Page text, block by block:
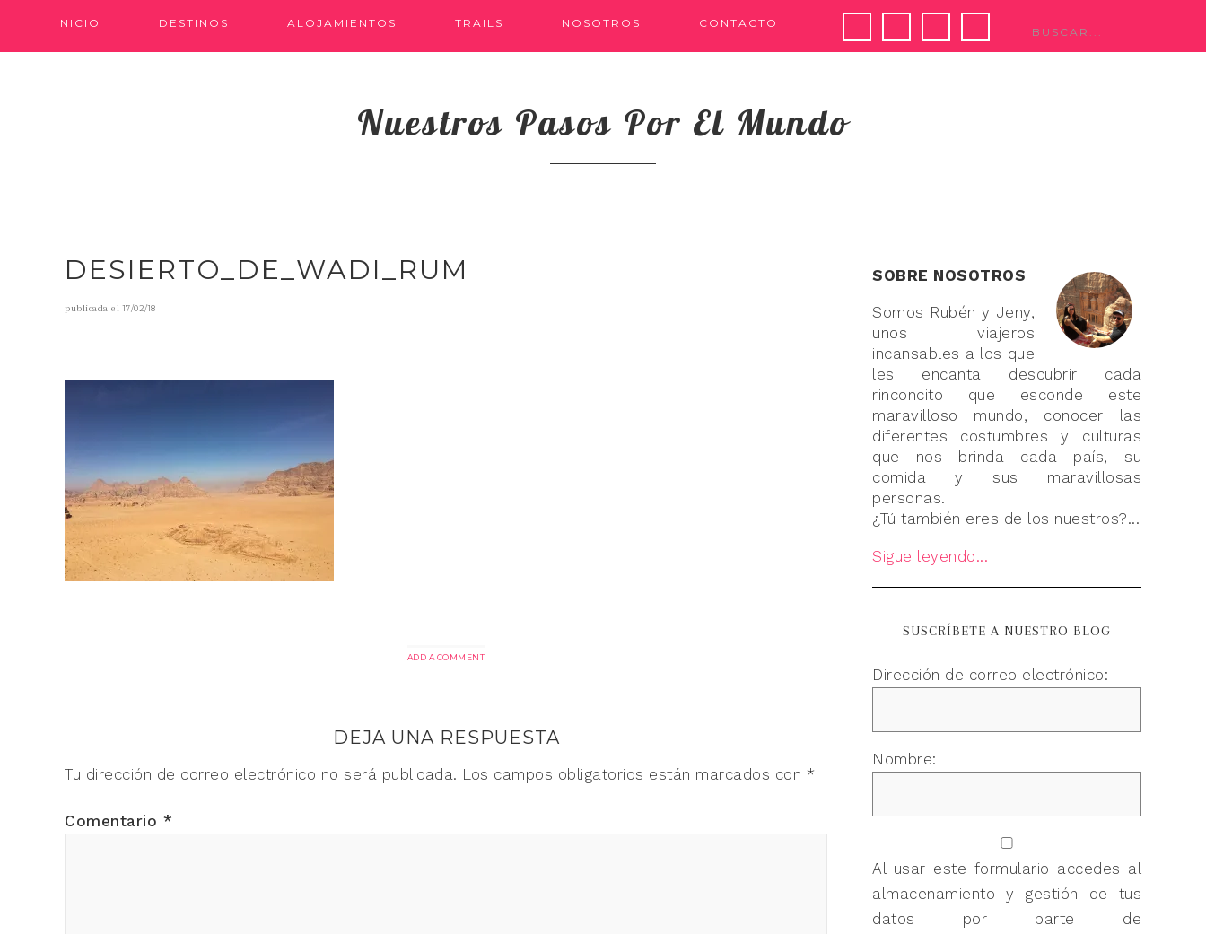
INICIO DESTINOS ALOJAMIENTOS TRAILS NOSOTROS CONTACTO
Nuestros Pasos Por El Mundo
DESIERTO_DE_WADI_RUM
publicada el17/02/18
ADD A COMMENT
DEJA UNA RESPUESTA
Tu dirección de correo electrónico no será publicada. Los campos obligatorios están marcados con *
Comentario *
SOBRE NOSOTROS
Somos Rubén y Jeny,
unos viajeros
incansables a los que
les encanta descubrir cada
rinconcito que esconde este
maravilloso mundo, conocer las
diferentes costumbres y culturas
que nos brinda cada país, su
comida y sus maravillosas
personas.
¿Tú también eres de los nuestros?...
Sigue leyendo...
SUSCRÍBETE A NUESTRO BLOG
Dirección de correo electrónico:
Nombre:
Al usar este formulario accedes al
almacenamiento y gestión de tus
datos por parte de